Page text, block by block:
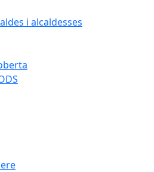
i alcaldesses